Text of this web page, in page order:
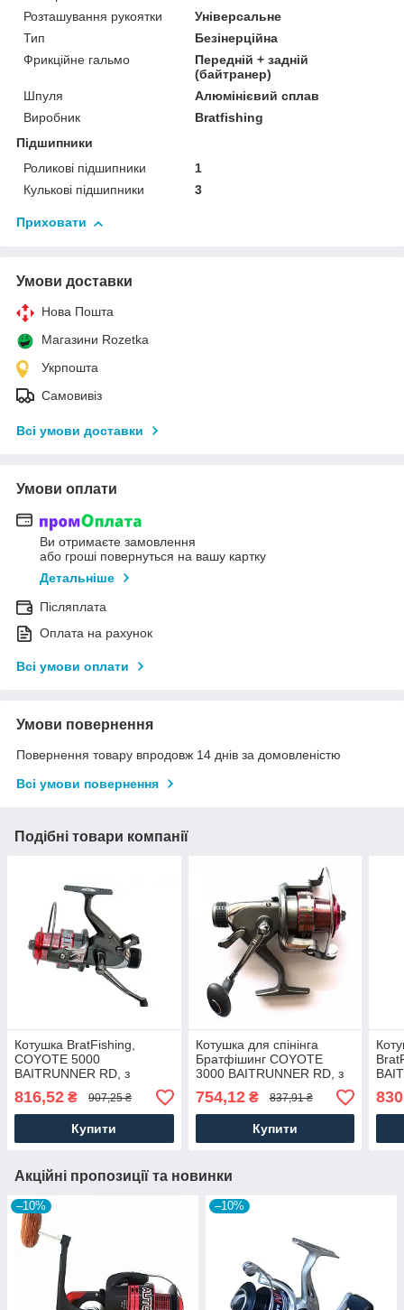
Розташування рукоятки
Універсальне
Тип
Безінерційна
Фрикційне гальмо
Передній + задній
(байтранер)
Шпуля
Алюмінієвий сплав
Виробник
Bratfishing
Підшипники
Роликові підшипники
1
Кулькові підшипники
3
Приховати
Умови доставки
Нова Пошта
Магазини Rozetka
Укрпошта
Самовивіз
Всі умови доставки
Умови оплати
Ви отримаєте замовлення
або гроші повернуться на вашу картку
Детальніше
Післяплата
Оплата на рахунок
Всі умови оплати
Умови повернення
Повернення товару впродовж 14 днів за домовленістю
Всі умови повернення
Подібні товари компанії
Котушка BratFishing,
COYOTE 5000
BAITRUNNER RD, з
бейтраннером 6+1
підшипників
816,52 ₴ 907,25 ₴
Купити
Котушка для спінінга
Братфішинг COYOTE
3000 BAITRUNNER RD, з
бейтраннером 3+1
підшипників
754,12₴ 837,91 ₴
Купити
Акційні пропозиції та новинки
–10% –10%